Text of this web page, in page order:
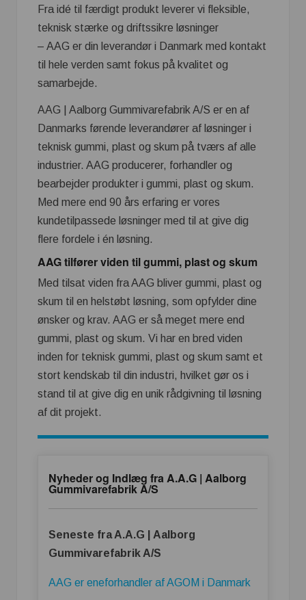
Fra idé til færdigt produkt leverer vi fleksible,
teknisk stærke og driftssikre løsninger
– AAG er din leverandør i Danmark med kontakt
til hele verden samt fokus på kvalitet og
samarbejde.
AAG | Aalborg Gummivarefabrik A/S er en af
Danmarks førende leverandører af løsninger i
teknisk gummi, plast og skum på tværs af alle
industrier. AAG producerer, forhandler og
bearbejder produkter i gummi, plast og skum.
Med mere end 90 års erfaring er vores
kundetilpassede løsninger med til at give dig
flere fordele i én løsning.
AAG tilfører viden til gummi, plast og skum
Med tilsat viden fra AAG bliver gummi, plast og
skum til en helstøbt løsning, som opfylder dine
ønsker og krav. AAG er så meget mere end
gummi, plast og skum. Vi har en bred viden
inden for teknisk gummi, plast og skum samt et
stort kendskab til din industri, hvilket gør os i
stand til at give dig en unik rådgivning til løsning
af dit projekt.
Nyheder og Indlæg fra A.A.G | Aalborg
Gummivarefabrik A/S
Seneste fra A.A.G | Aalborg
Gummivarefabrik A/S
AAG er eneforhandler af AGOM i Danmark